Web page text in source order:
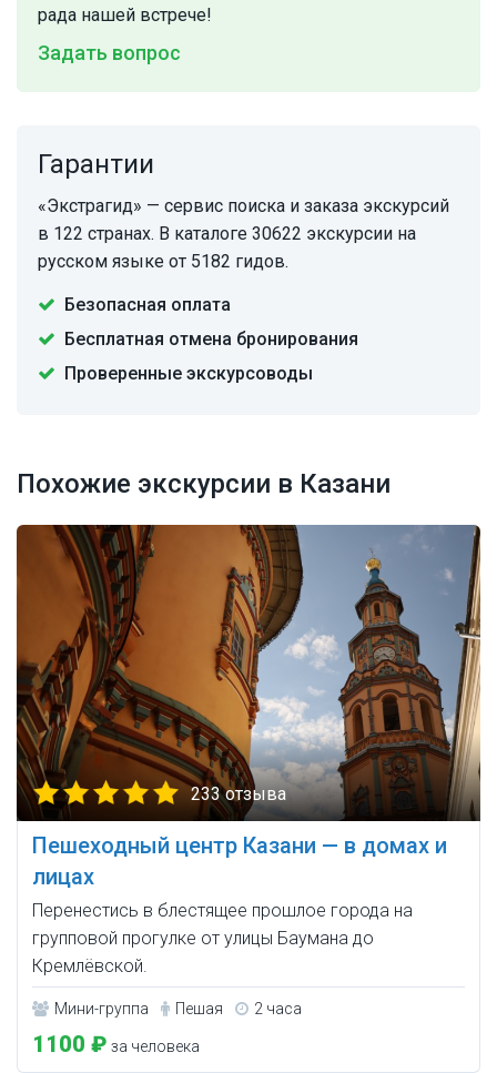
рада нашей встрече!
Задать вопрос
Гарантии
«Экстрагид» — сервис поиска и заказа экскурсий
в 122 странах. В каталоге 30622 экскурсии на
русском языке от 5182 гидов.
Безопасная оплата
Бесплатная отмена бронирования
Проверенные экскурсоводы
Похожие экскурсии в Казани
233 отзыва
Пешеходный центр Казани — в домах и
лицах
Перенестись в блестящее прошлое города на
групповой прогулке от улицы Баумана до
Кремлёвской.
Мини-группа Пешая 2 часа
1100 ₽ за человека